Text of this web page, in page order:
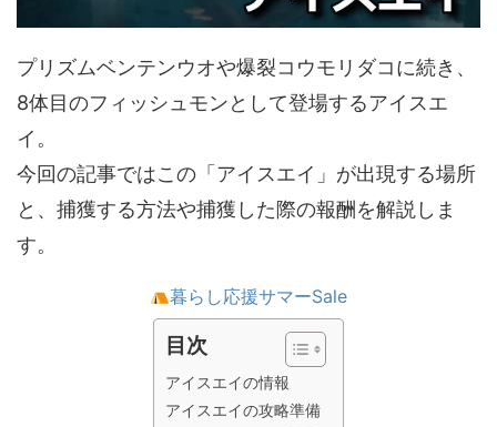
プリズムベンテンウオや爆裂コウモリダコに続き、
8体目のフィッシュモンとして登場するアイスエ
イ。
今回の記事ではこの「アイスエイ」が出現する場所
と、捕獲する方法や捕獲した際の報酬を解説しま
す。
暮らし応援サマーSale
目次
アイスエイの情報
アイスエイの攻略準備